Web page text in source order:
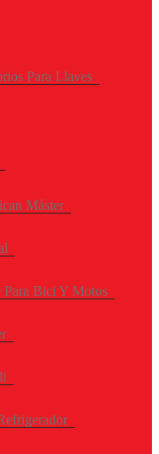
Para Llaves
Máster
Para Bici Y Motos